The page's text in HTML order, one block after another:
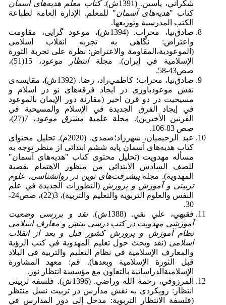
شكراني، ياسين. (1391ش).
کتاب معلم هدیه‌های آسمان
كتاب "هديه‌های آسمان" للمعلم. الإدارة العامة لطباعة
الكتب المدرسية وتوزيعها.
صادق‌نيا، محراب. (1394ش
). موعود گرایی، مقاومت
واعتراض: نگاهی به تجربه انقلاب اسلامی
(الموعودية،المقاومة والاعتراض: نظرة على تجربة الثورة
الإسلامية في إيران). مجلةانتظار موعود
، 15(51)،
صص43-58.
صادق‌نيا، محراب؛ كاظمي‌راد، رضا. (1392ش
). مقایسه‌ی
نقش موعودباوری در ایجاد فرقه‌های نو در اسلام و
مسیحیت در دو قرن اخیر (مقارنة دور الإيمان بالموعود
في إيجاد الفرق الجديدة في الإسلام والمسيحية في
القرنين الأخيرين). مجلة علمية مشرق موعود
، 7(27)،
صص 83-106.
عبد الرحيمیان، شهرزاد؛صمدي. (2020م). تحلیل محتوای
کتاب هدیه‌های آسمان پایه ششم ابتدائی از منظر توجه به
مسأله مهدویت (تحليل محتوى كتاب "هدیه‌های آسمان"
للصف السادس الابتدائي من منظور الاهتمام بقضية
المهدوية). مجلةپیشرفت‌های نوین در روانشناسی، علوم
تربیتی و آموزش‌ و پرورش (التطورات الجديدة في علم
النفس والعلوم التربوية والتعليم والتربية)، 3(22)، صص24-
30.
فقيهي، علي نقي. (1388ش).
نقد و بررسی وضعیت
آموزشی مهدویت در کتب درسی بینش و معارف اسلامی
نظام آموزش و پرورش کشور قبل و بعد از انقلاب
اسلامی (نقد وبحث حول تعليم المهدوية في كتب الرؤية
والمعارف الإسلامية في نظام التعليم والتربية في البلاد
قبل الثورة الإسلامية وبعدها). قم: معهد المشاورة
الإسلاميةالدراساتية بالتعاون مع مؤسسة انتظار نور.
المرزوقي، رحمة الله وراضي. (1396ش). فلسفه تربیتی
انتظار: رویکردی به نقش مدارس در تربیت نسل منتظر
(فلسفة الانتظار التربوية: مدخل إلى دور المدارس في